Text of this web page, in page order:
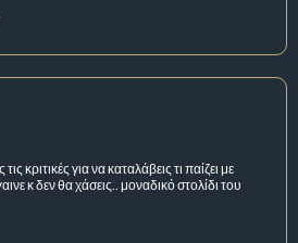
κριτικές για να καταλάβεις τι παίζει με
κ δεν θα χάσεις.. μοναδικό στολίδι του